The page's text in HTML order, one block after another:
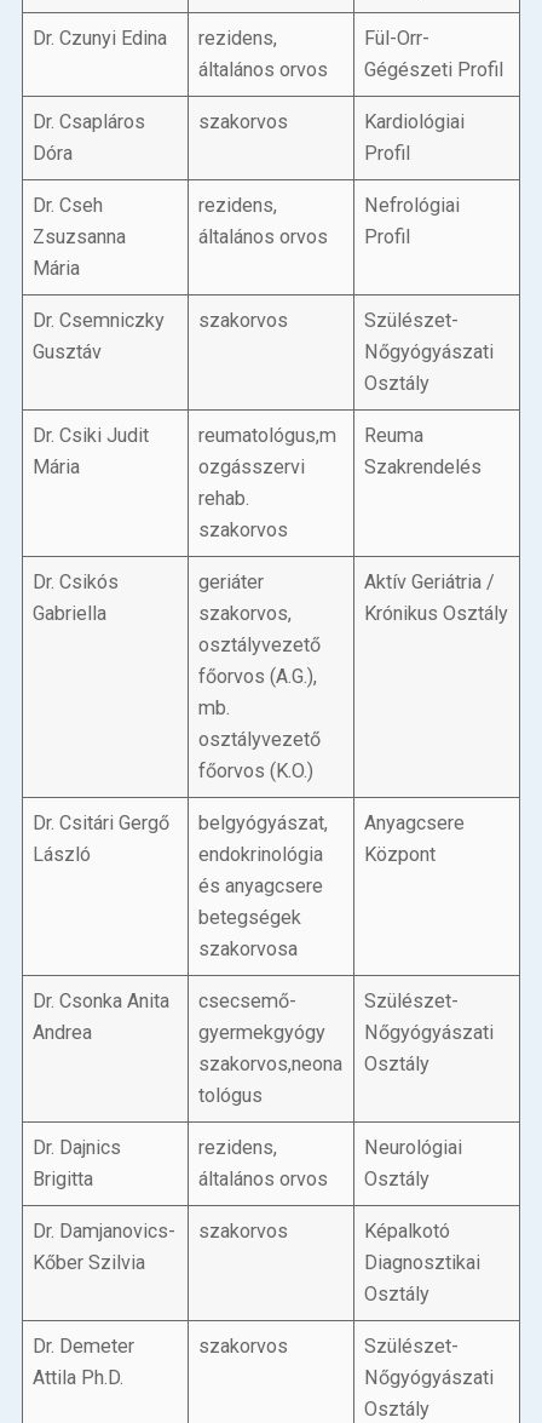
Dr. Czunyi Edina
rezidens,
általános orvos
Fül-Orr-
Gégészeti Profil
Dr. Csapláros
Dóra
szakorvos
Kardiológiai
Profil
Dr. Cseh
Zsuzsanna
Mária
rezidens,
általános orvos
Nefrológiai
Profil
Dr. Csemniczky
Gusztáv
szakorvos
Szülészet-
Nőgyógyászati
Osztály
Dr. Csiki Judit
Mária
reumatológus,m
ozgásszervi
rehab.
szakorvos
Reuma
Szakrendelés
Dr. Csikós
Gabriella
geriáter
szakorvos,
osztályvezető
főorvos (A.G.),
mb.
osztályvezető
főorvos (K.O.)
Aktív Geriátria /
Krónikus Osztály
Dr. Csitári Gergő
László
belgyógyászat,
endokrinológia
és anyagcsere
betegségek
szakorvosa
Anyagcsere
Központ
Dr. Csonka Anita
Andrea
csecsemő-
gyermekgyógy
szakorvos,neona
tológus
Szülészet-
Nőgyógyászati
Osztály
Dr. Dajnics
Brigitta
rezidens,
általános orvos
Neurológiai
Osztály
Dr. Damjanovics-
Kőber Szilvia
szakorvos
Képalkotó
Diagnosztikai
Osztály
Dr. Demeter
Attila Ph.D.
szakorvos
Szülészet-
Nőgyógyászati
Osztály